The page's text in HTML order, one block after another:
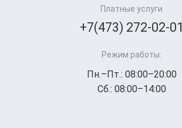
Платные услуги
+7(473) 272-02-01
Режим работы:
Пн.–Пт.: 08:00–20:00
Сб.: 08:00–14:00